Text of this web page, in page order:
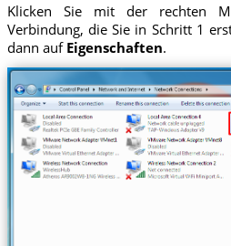
Klicken Sie mit der rechten
Verbindung, die Sie in Schritt 1
dann auf Eigenschaften.